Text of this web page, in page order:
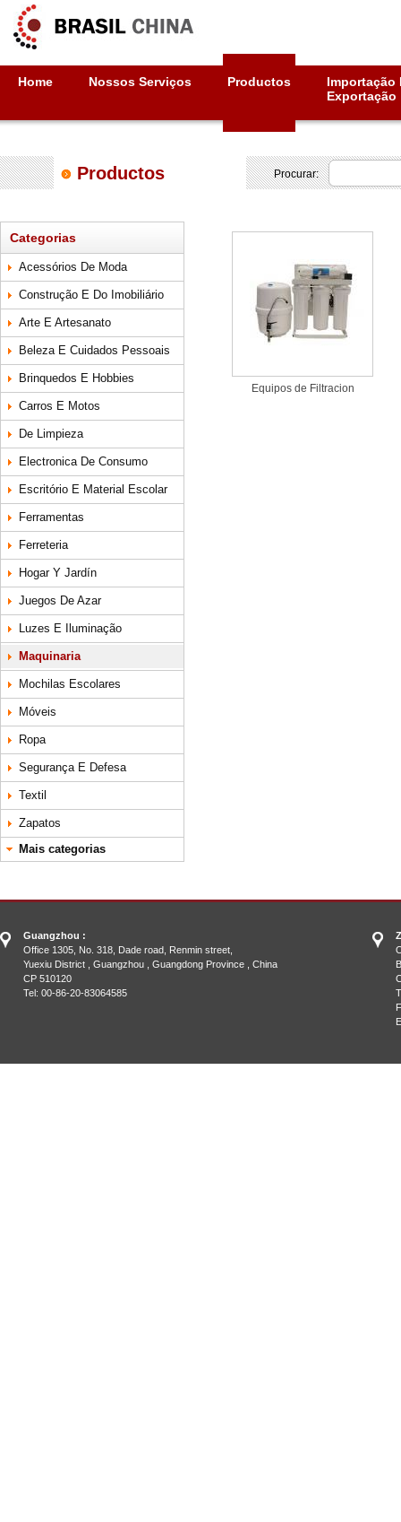
Home Nossos Serviços Productos
Importação
Exportação
Productos Procurar:
Categorias
Acessórios De Moda
Construção E Do Imobiliário
Arte E Artesanato
Beleza E Cuidados Pessoais
Brinquedos E Hobbies
Carros E Motos
De Limpieza
Electronica De Consumo
Escritório E Material Escolar
Ferramentas
Ferreteria
Hogar Y Jardín
Juegos De Azar
Luzes E Iluminação
Maquinaria
Mochilas Escolares
Móveis
Ropa
Segurança E Defesa
Textil
Zapatos
Mais categorias
Equipos de Filtracion
Guangzhou :
Office 1305, No. 318, Dade road, Renmin street,
Yuexiu District , Guangzhou , Guangdong Province , China
CP 510120
Tel: 00-86-20-83064585